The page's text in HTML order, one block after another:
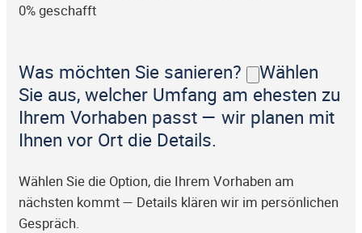
0% geschafft
Was möchten Sie sanieren?
Wählen
Sie aus, welcher Umfang am ehesten zu
Ihrem Vorhaben passt — wir planen mit
Ihnen vor Ort die Details.
Wählen Sie die Option, die Ihrem Vorhaben am
nächsten kommt — Details klären wir im persönlichen
Gespräch.